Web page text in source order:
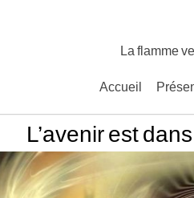
La flamme
Accueil
L’avenir est